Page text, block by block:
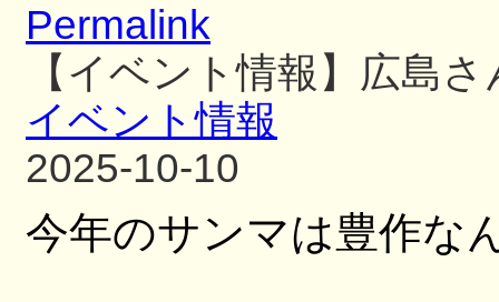
Permalink
【イベント情報】広島
イベント情報
2025-10-10
今年のサンマは豊作な